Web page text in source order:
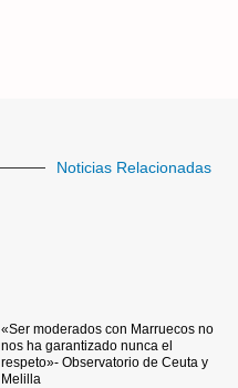
Noticias Relacionadas
«Ser moderados con Marruecos no
nos ha garantizado nunca el
respeto»- Observatorio de Ceuta y
Melilla